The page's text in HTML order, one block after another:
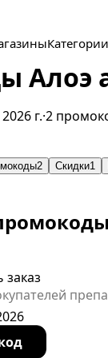
Категории
Алоэ
г.·2
2 Скидки1
заказ